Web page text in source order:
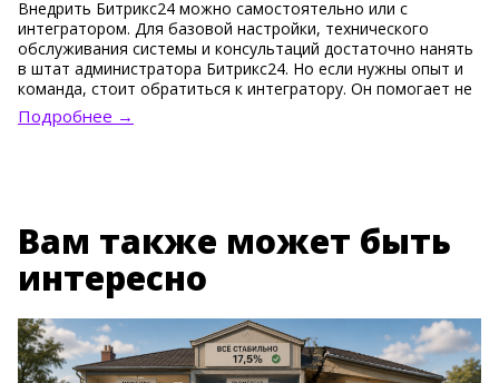
Внедрить Битрикс24 можно самостоятельно или с
интегратором. Для базовой настройки, технического
обслуживания системы и консультаций достаточно нанять
в штат администратора Битрикс24. Но если нужны опыт и
команда, стоит обратиться к интегратору. Он помогает не
только установить систему, но и правильно выстроить
бизнес-процессы, настроить сложные связки инструментов
Подробнее →
Вам также может быть
интересно